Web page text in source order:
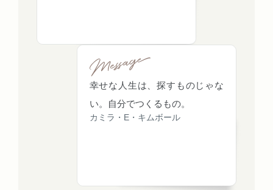
幸せな人生は、探すものじゃな
い。自分でつくるもの。
カミラ・E・キムボール